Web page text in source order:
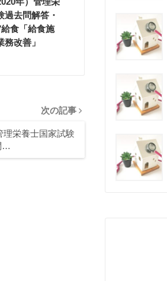
過去問解答・
食「給食施
改善」
次の記事
理栄養士国家試験
…